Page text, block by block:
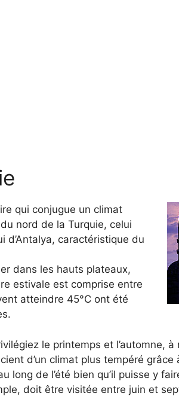
qui conjugue un climat
nord de la Turquie, celui
d’Antalya, caractéristique du
dans les hauts plateaux,
estivale est comprise entre
atteindre 45°C ont été
le printemps et l’automne, à
d’un climat plus tempéré grâce
long de l’été bien qu’il puisse y
doit être visitée entre juin et